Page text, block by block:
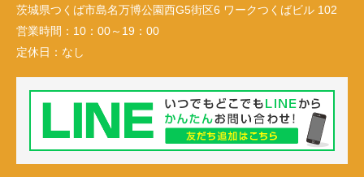
茨城県つくば市島名万博公園西G5街区6 ワークつくばビル 102
営業時間： 10：00～19：00
定休日： なし